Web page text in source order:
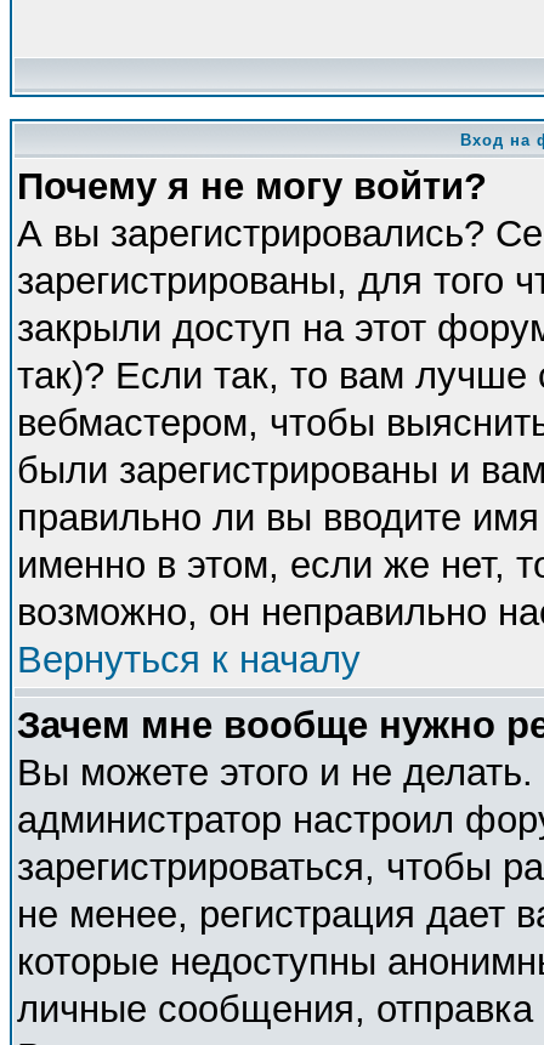
Вход на
Почему я не могу войти?
А вы зарегистрировались?
зарегистрированы, для того
закрыли доступ на этот
так)? Если так, то вам лучше
вебмастером, чтобы
были зарегистрированы и
правильно ли вы вводите
именно в этом, если же нет,
возможно, он неправильно
Вернуться к началу
Зачем мне вообще нужно
Вы можете этого и не делать.
администратор настроил
зарегистрироваться, чтобы
не менее, регистрация дает
которые недоступны
личные сообщения, отправка